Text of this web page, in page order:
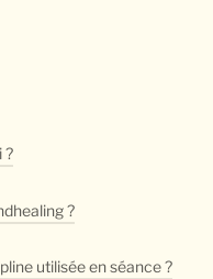
?
discipline issue du
canalisation de
?
de bols himalayens
utilisée en séance ?